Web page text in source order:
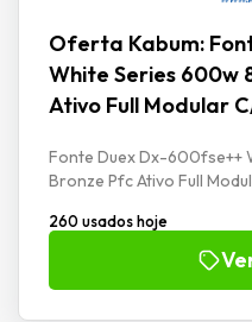
Oferta Kabum:
White Series 600w
Ativo Full Modular
Fonte Duex Dx-600fse++
Bronze Pfc Ativo Full
260 usados hoje